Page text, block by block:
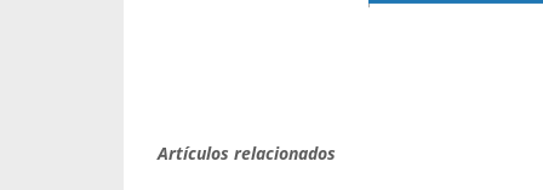
Artículos relacionados